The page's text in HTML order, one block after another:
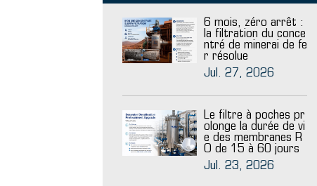
6 mois, zéro arrêt :
la filtration du conce
ntré de minerai de fe
r résolue
Jul. 27, 2026
Le filtre à poches pr
olonge la durée de vi
e des membranes R
O de 15 à 60 jours
Jul. 23, 2026